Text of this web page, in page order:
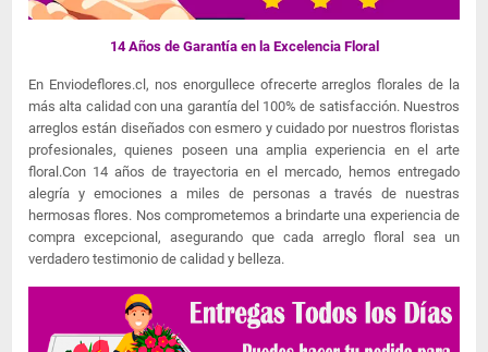
14 Años de Garantía en la Excelencia Floral
En Enviodeflores.cl, nos enorgullece ofrecerte arreglos florales de la
más alta calidad con una garantía del 100% de satisfacción. Nuestros
arreglos están diseñados con esmero y cuidado por nuestros floristas
profesionales, quienes poseen una amplia experiencia en el arte
floral.Con 14 años de trayectoria en el mercado, hemos entregado
alegría y emociones a miles de personas a través de nuestras
hermosas flores. Nos comprometemos a brindarte una experiencia de
compra excepcional, asegurando que cada arreglo floral sea un
verdadero testimonio de calidad y belleza.